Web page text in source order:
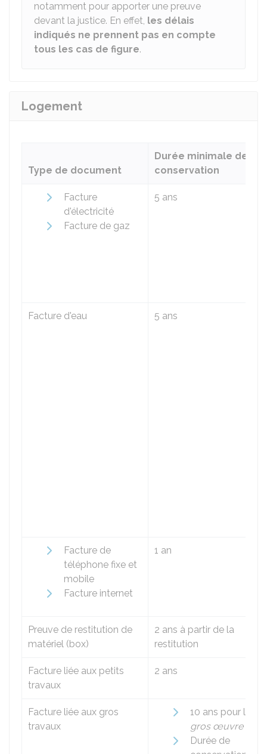
notamment pour apporter une preuve
devant la justice. En effet, les délais
indiqués ne prennent pas en compte
tous les cas de figure.
Logement
Type de document
Durée minimale de
conservation
Facture
d'électricité
Facture de gaz
5 ans
Facture d'eau 5 ans
Facture de
téléphone fixe et
mobile
Facture internet
1 an
Preuve de restitution de
matériel (box)
2 ans à partir de la
restitution
Facture liée aux petits
travaux
2 ans
Facture liée aux gros
travaux
10 ans pour le
gros œuvre
Durée de